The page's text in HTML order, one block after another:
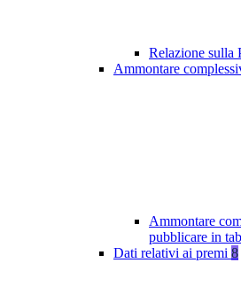
Relazione sulla
Ammontare
Ammontare
pubblicare in
Dati relativi ai premi 8